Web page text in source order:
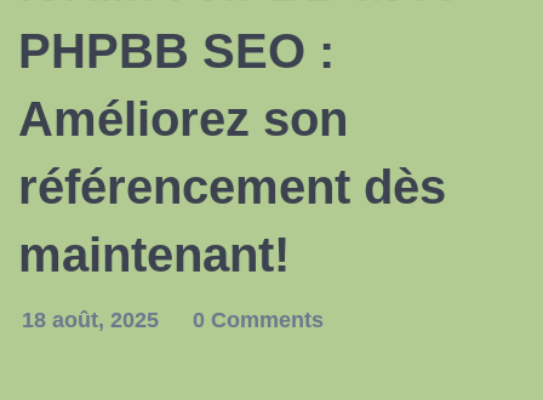
PHPBB SEO :
Améliorez son
référencement dès
maintenant!
18 août, 2025 0 Comments